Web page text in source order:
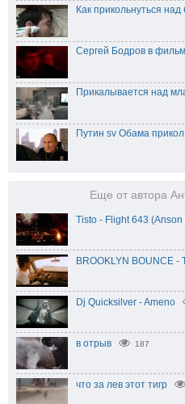
Как прикольнуться
Сергей Бодров в
Прикалывается над
Путин sv Обама прикол
Еще от автора
Tisto - Flight 643
BROOKLYN BOUNCE -
Dj Quicksilver - Ameno
в отрыв 187
что за лев этот тигр